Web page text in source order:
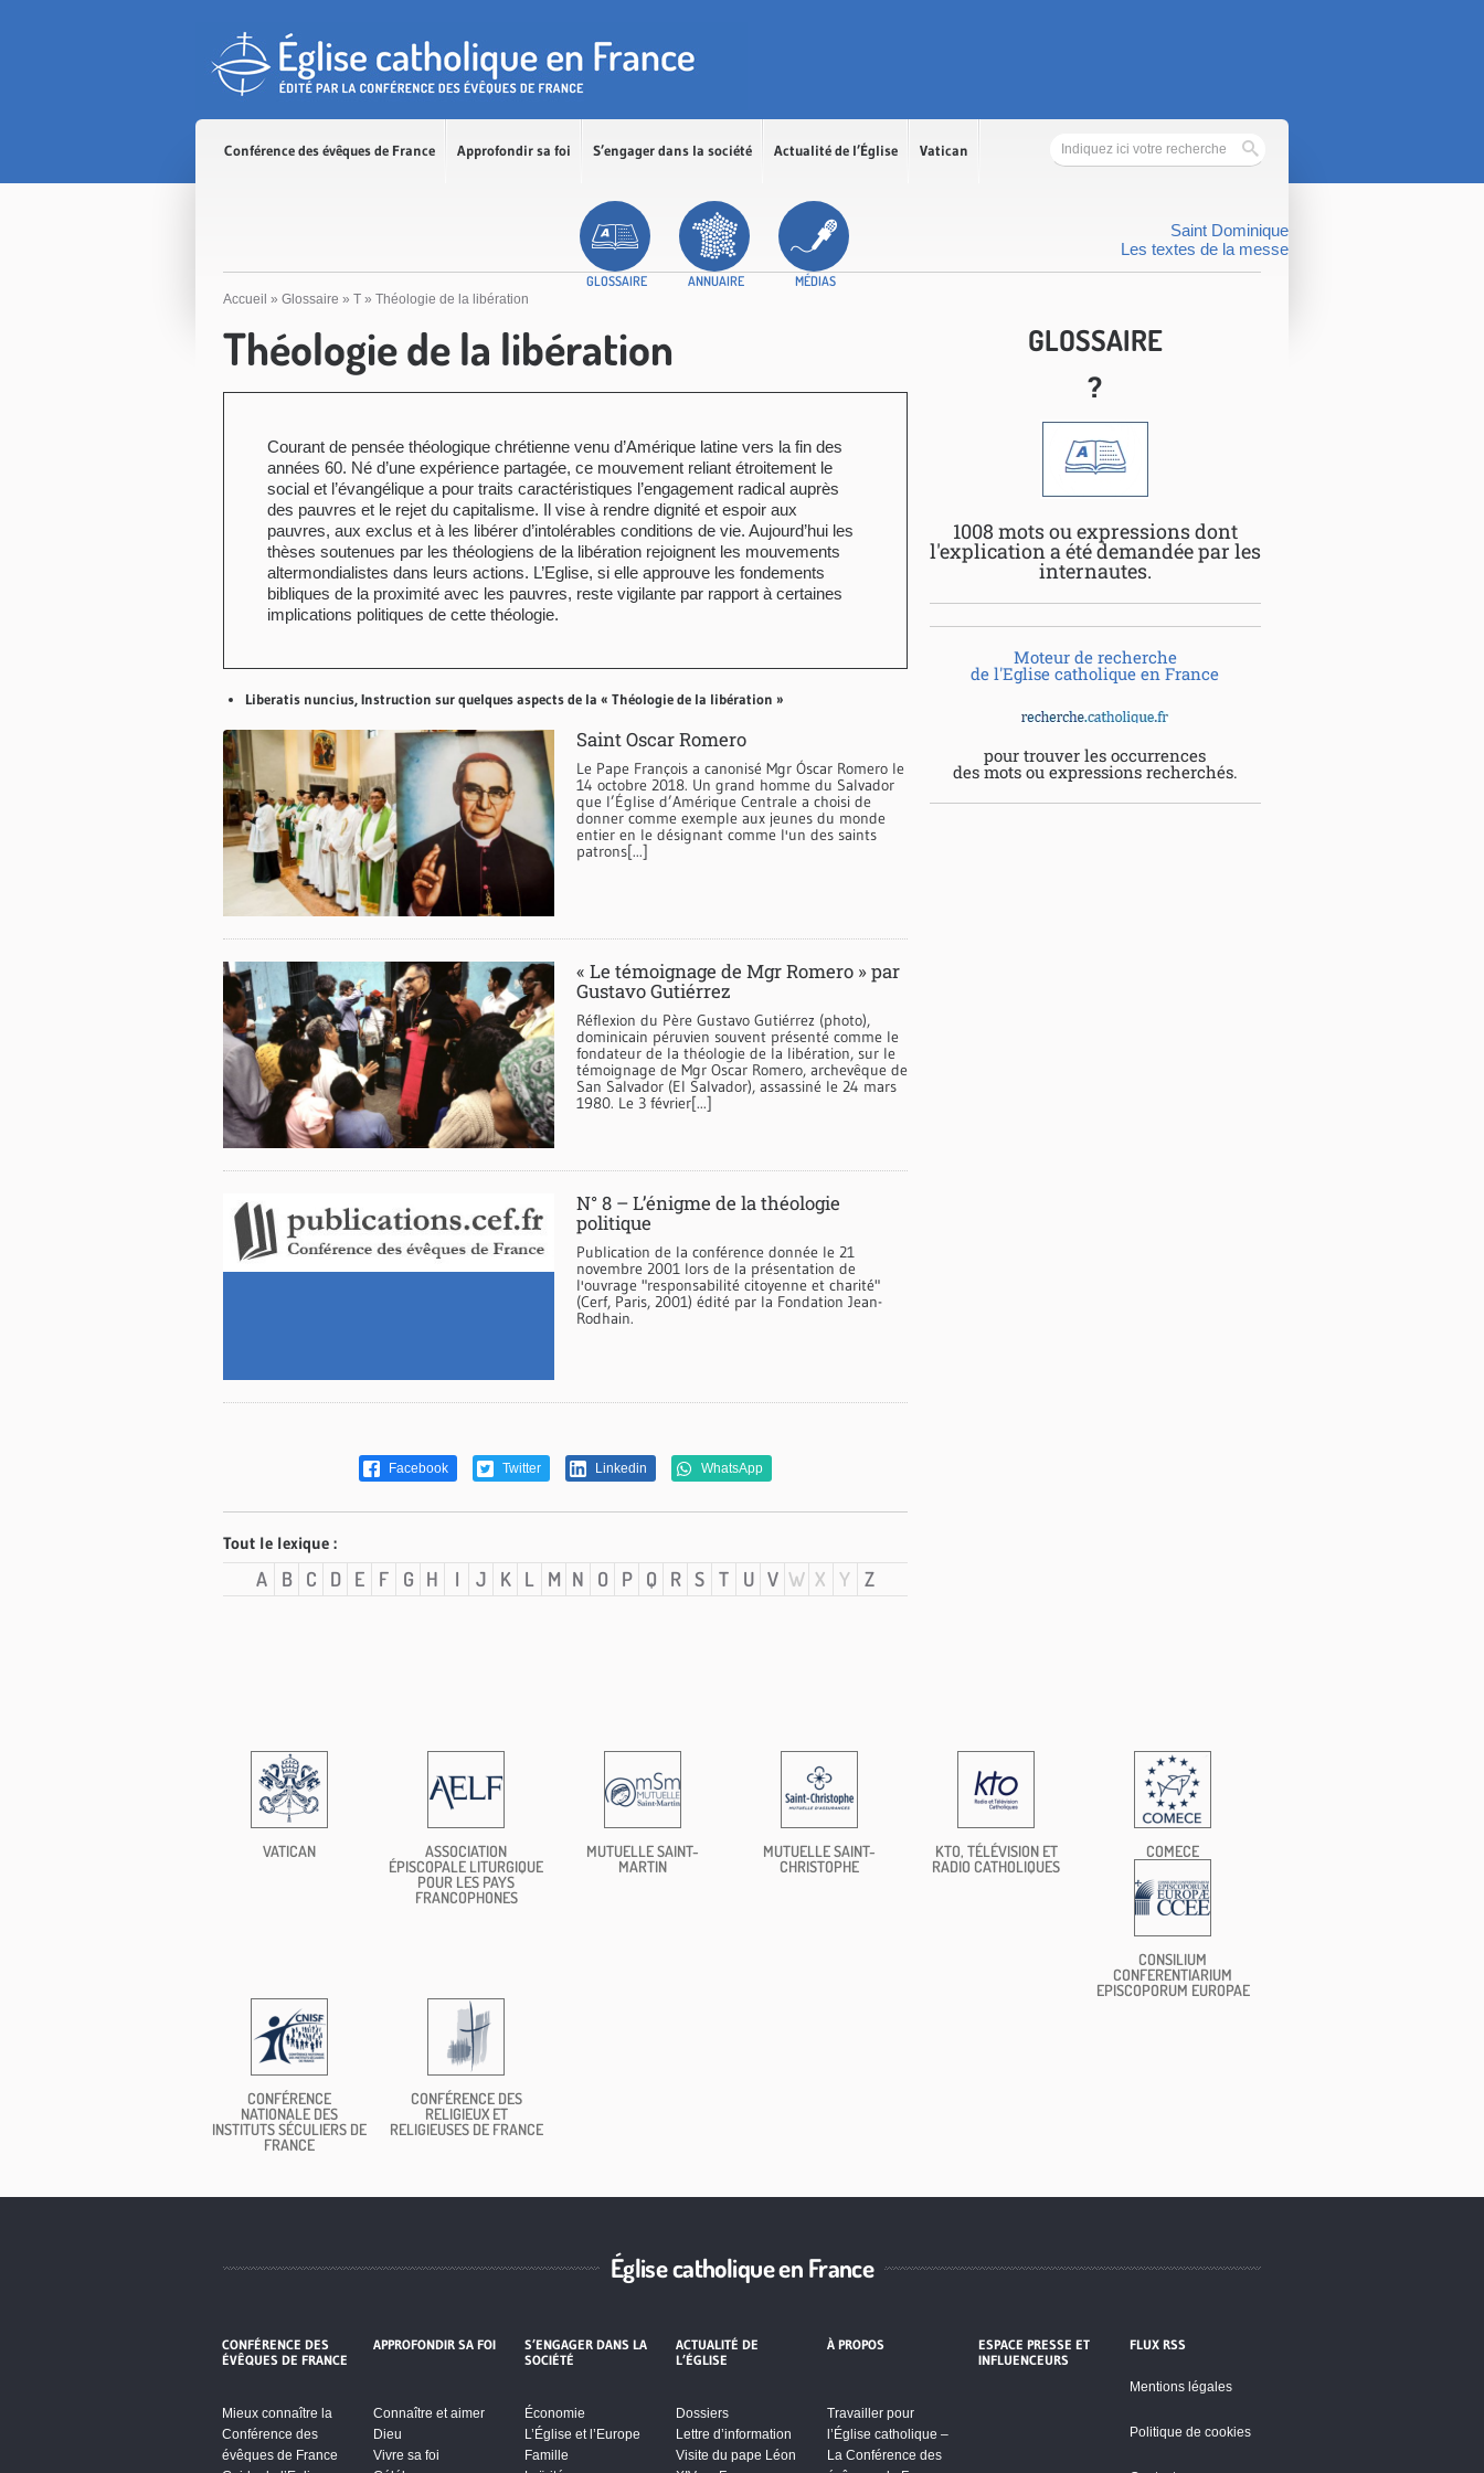
Conférence des évêques de France Approfondir sa foi S’engager dans la société Actualité de l’Église Vatican
GLOSSAIRE ANNUAIRE MÉDIAS
Saint Dominique
Les textes de la messe
Accueil » Glossaire » T » Théologie de la libération
Théologie de la libération
Courant de pensée théologique chrétienne venu d’Amérique latine vers la fin des
années 60. Né d’une expérience partagée, ce mouvement reliant étroitement le
social et l’évangélique a pour traits caractéristiques l’engagement radical auprès
des pauvres et le rejet du capitalisme. Il vise à rendre dignité et espoir aux
pauvres, aux exclus et à les libérer d’intolérables conditions de vie. Aujourd’hui les
thèses soutenues par les théologiens de la libération rejoignent les mouvements
altermondialistes dans leurs actions. L’Eglise, si elle approuve les fondements
bibliques de la proximité avec les pauvres, reste vigilante par rapport à certaines
implications politiques de cette théologie.
Liberatis nuncius, Instruction sur quelques aspects de la « Théologie de la libération »
Saint Oscar Romero
Le Pape François a canonisé Mgr Óscar Romero le
14 octobre 2018. Un grand homme du Salvador
que l’Église d’Amérique Centrale a choisi de
donner comme exemple aux jeunes du monde
entier en le désignant comme l'un des saints
patrons[...]
« Le témoignage de Mgr Romero » par
Gustavo Gutiérrez
Réflexion du Père Gustavo Gutiérrez (photo),
dominicain péruvien souvent présenté comme le
fondateur de la théologie de la libération, sur le
témoignage de Mgr Oscar Romero, archevêque de
San Salvador (El Salvador), assassiné le 24 mars
1980. Le 3 février[...]
N° 8 – L’énigme de la théologie
politique
Publication de la conférence donnée le 21
novembre 2001 lors de la présentation de
l'ouvrage "responsabilité citoyenne et charité"
(Cerf, Paris, 2001) édité par la Fondation Jean-
Rodhain.
Facebook Twitter Linkedin WhatsApp
Tout le lexique :
A B C D E F G H I J K L M N O P Q R S T U V W X Y Z
GLOSSAIRE
?
1008 mots ou expressions dont
l'explication a été demandée par les
internautes.
Moteur de recherche
de l'Eglise catholique en France
pour trouver les occurrences
des mots ou expressions recherchés.
VATICAN
ASSOCIATION
ÉPISCOPALE LITURGIQUE
POUR LES PAYS
FRANCOPHONES
MUTUELLE SAINT-
MARTIN
MUTUELLE SAINT-
CHRISTOPHE
KTO, TÉLÉVISION ET
RADIO CATHOLIQUES
COMECE
CONSILIUM
CONFERENTIARIUM
EPISCOPORUM EUROPAE
CONFÉRENCE
NATIONALE DES
INSTITUTS SÉCULIERS DE
FRANCE
CONFÉRENCE DES
RELIGIEUX ET
RELIGIEUSES DE FRANCE
Église catholique en France
CONFÉRENCE DES
ÉVÊQUES DE FRANCE
Mieux connaître la
Conférence des
évêques de France
APPROFONDIR SA FOI
Connaître et aimer
Dieu
Vivre sa foi
S’ENGAGER DANS LA
SOCIÉTÉ
Économie
L’Église et l’Europe
Famille
ACTUALITÉ DE
L’ÉGLISE
Dossiers
Lettre d’information
Visite du pape Léon
À PROPOS
Travailler pour
l’Église catholique –
La Conférence des
ESPACE PRESSE ET
INFLUENCEURS
FLUX RSS
Mentions légales
Politique de cookies